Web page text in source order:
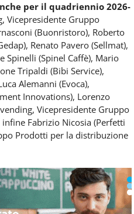
per il quadriennio 2026-
Vicepresidente Gruppo
(Buonristoro), Roberto
Renato Pavero (Sellmat),
Spinelli (Spinel Caffè), Mario
Tripaldi (Bibi Service),
Alemanni (Evoca),
Innovations), Lorenzo
Vicepresidente Gruppo
Fabrizio Nicosia (Perfetti
Prodotti per la distribuzione